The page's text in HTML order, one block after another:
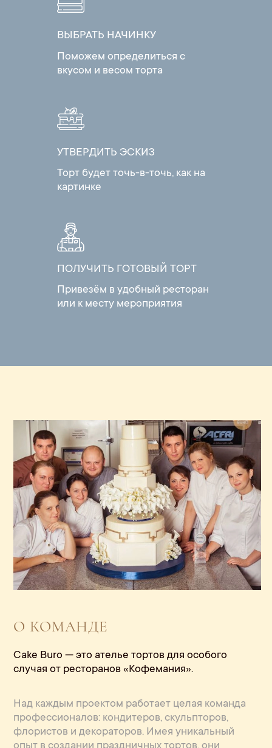
ВЫБРАТЬ НАЧИНКУ
Поможем определиться с
вкусом и весом торта
УТВЕРДИТЬ ЭСКИЗ
Торт будет точь-в-точь, как на
картинке
ПОЛУЧИТЬ ГОТОВЫЙ ТОРТ
Привезём в удобный ресторан
или к месту мероприятия
О КОМАНДЕ
Cake Buro — это ателье тортов для особого
случая от ресторанов «Кофемания».
Над каждым проектом работает целая команда
профессионалов: кондитеров, скульпторов,
флористов и декораторов. Имея уникальный